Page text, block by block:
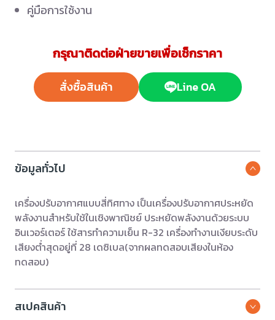
คู่มือการใช้งาน
กรุณาติดต่อฝ่ายขายเพื่อเช็กราคา
สั่งซื้อสินค้า Line OA
ข้อมูลทั่วไป
เครื่องปรับอากาศแบบสี่ทิศทาง เป็นเครื่องปรับอากาศประหยัด
พลังงานสำหรับใช้ในเชิงพาณิชย์ ประหยัดพลังงานด้วยระบบ
อินเวอร์เตอร์ ใช้สารทำความเย็น R-32 เครื่องทำงานเงียบระดับ
เสียงต่ำสุดอยู่ที่ 28 เดซิเบล(จากผลทดสอบเสียงในห้อง
ทดสอบ)
สเปคสินค้า